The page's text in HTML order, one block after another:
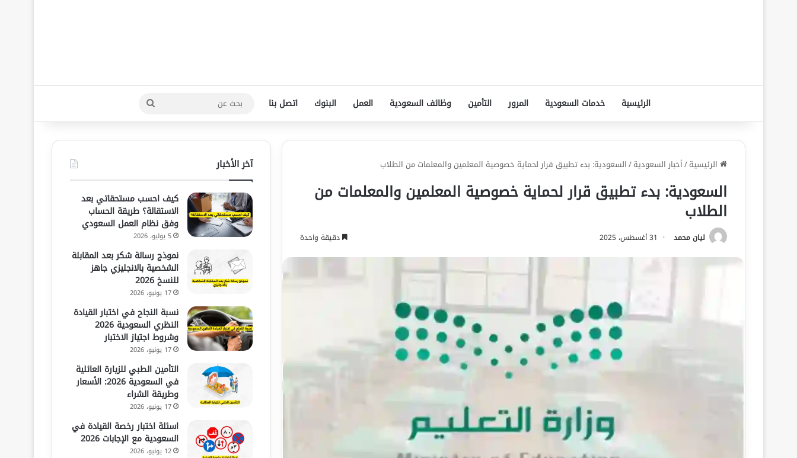
الرئيسية خدمات السعودية المرور التأمين وظائف السعودية العمل البنوك اتصل بنا
بحث
عن
الرئيسية/أخبار السعودية/السعودية: بدء تطبيق قرار لحماية خصوصية المعلمين والمعلمات من الطلاب
السعودية: بدء تطبيق قرار لحماية خصوصية المعلمين والمعلمات من
الطلاب
ليان محمد 31 أغسطس، 2025 دقيقة واحدة
آخر الأخبار
كيف احسب مستحقاتي بعد
الاستقالة؟ طريقة الحساب
وفق نظام العمل السعودي
5 يوليو، 2026
نموذج رسالة شكر بعد المقابلة
الشخصية بالانجليزي جاهز
للنسخ 2026
17 يونيو، 2026
نسبة النجاح في اختبار القيادة
النظري السعودية 2026
وشروط اجتياز الاختبار
17 يونيو، 2026
التأمين الطبي للزيارة العائلية
في السعودية 2026: الأسعار
وطريقة الشراء
17 يونيو، 2026
اسئلة اختبار رخصة القيادة في
السعودية مع الإجابات 2026
12 يونيو، 2026